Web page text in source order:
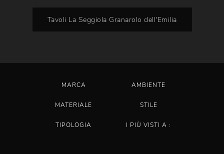
Tavoli La Seggiola Granarolo dell'Emilia
MARCA AMBIENTE
MATERIALE STILE
TIPOLOGIA I PIÙ VISTI A :